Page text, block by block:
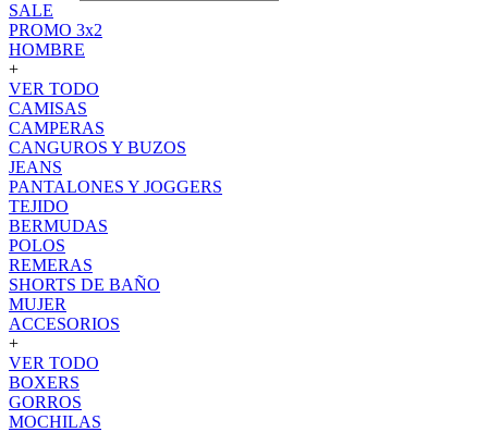
SALE
PROMO 3x2
HOMBRE
+
VER TODO
CAMISAS
CAMPERAS
CANGUROS Y BUZOS
JEANS
PANTALONES Y JOGGERS
TEJIDO
BERMUDAS
POLOS
REMERAS
SHORTS DE BAÑO
MUJER
ACCESORIOS
+
VER TODO
BOXERS
GORROS
MOCHILAS